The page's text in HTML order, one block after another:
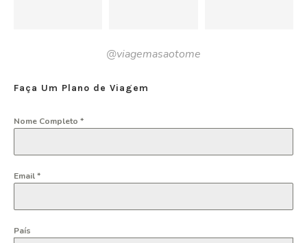
@viagemasaotome
Faça Um Plano de Viagem
Nome Completo *
Email*
País